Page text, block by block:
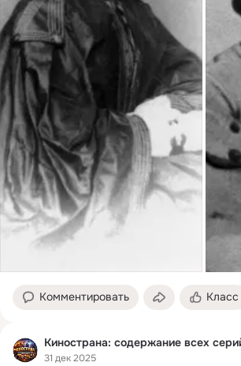
Комментировать Класс
31 дек 2025